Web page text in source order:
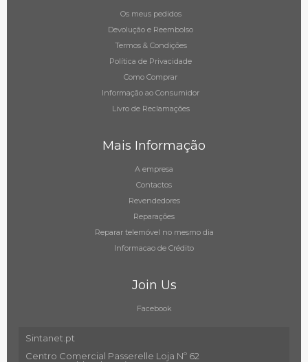
Os meus pedidos
Devolução e Reembolso
Termos & Condições
Política de Privacidade
Como Comprar
Informação ao Consumidor
Livro de Reclamações
Mais Informação
A empresa
Contactos
Revendedores
Reparações
Reparar telemóvel no mesmo dia
Informacao de Crédito
Join Us
Facebook
Sintanet.pt
Centro Comercial Passerelle Loja Nº 62